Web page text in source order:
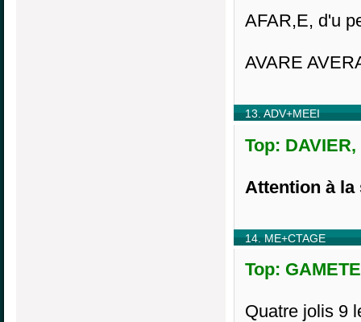
AFAR,E, d'u
AVARE
13. ADV+MEEI
Top:
Attention à
14. ME+CTAGE
Top:
Quatre jolis 9